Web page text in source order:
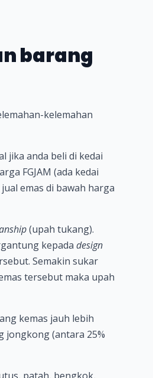
barang
kelemahan
jika anda beli di kedai
FGJAM (ada kedai
emas di bawah harga
(upah tukang).
kepada design
Semakin sukar
tersebut maka upah
kemas jauh lebih
jongkong (antara 25%